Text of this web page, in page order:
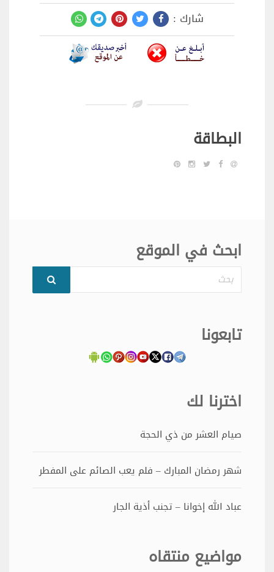
شارك :
البطاقة
ابحث في الموقع
بحث
تابعونا
اخترنا لك
صيام العشر من ذي الحجة
شهر رمضان المبارك – فلم يعب الصائم على المفطر
عباد الله إخوانا – تجنب أذية الجار
مواضيع منتقاه